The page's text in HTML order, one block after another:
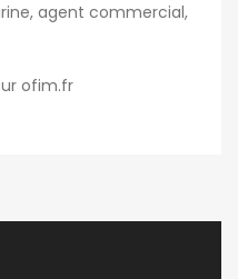
agent commercial,
ofim.fr